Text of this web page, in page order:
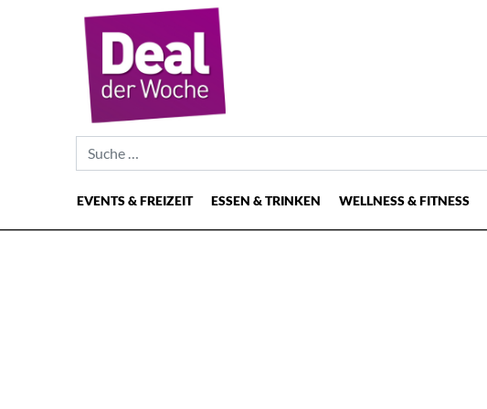
Suche nach:
Hauptnavigation
EVENTS & FREIZEIT ESSEN & TRINKEN WELLNESS & FITNESS